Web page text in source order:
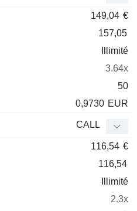
149,04 €
157,05
Illimité
3.64x
50
0,9730 EUR
CALL
116,54 €
116,54
Illimité
2.3x